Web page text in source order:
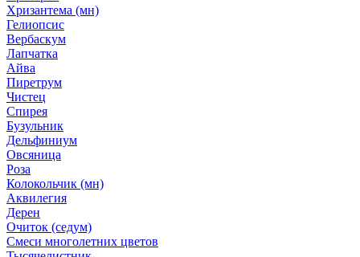
Хризантема (мн)
Гелиопсис
Вербаскум
Лапчатка
Айва
Пиретрум
Чистец
Спирея
Бузульник
Дельфиниум
Овсяница
Роза
Колокольчик (мн)
Аквилегия
Дерен
Очиток (седум)
Смеси многолетних цветов